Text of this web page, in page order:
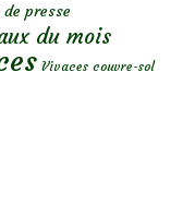
de presse
du mois
Vivaces couvre-sol